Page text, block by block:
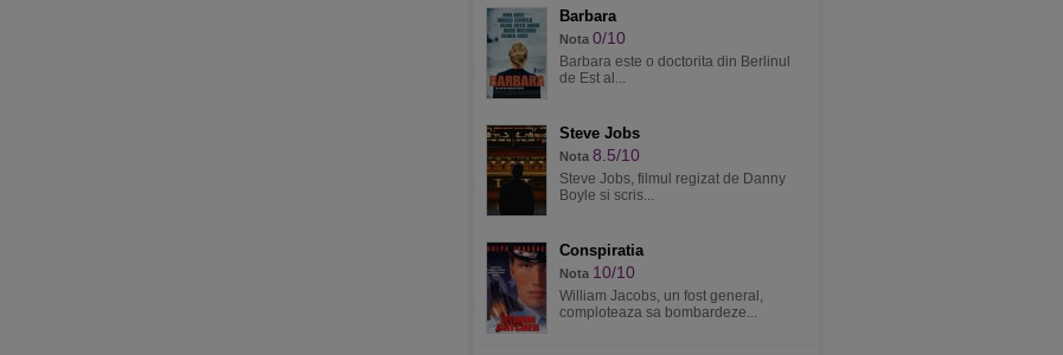
Barbara
Nota 0/10
Barbara este o doctorita din Berlinul
de Est al...
Steve Jobs
Nota 8.5/10
Steve Jobs, filmul regizat de Danny
Boyle si scris...
Conspiratia
Nota 10/10
William Jacobs, un fost general,
comploteaza sa bombardeze...